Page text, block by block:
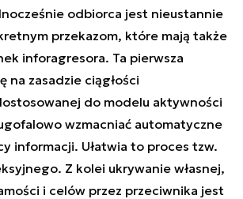
odbiorca jest nieustannie
przekazom, które mają także
inforagresora. Ta pierwsza
na zasadzie ciągłości
do modelu aktywności
wzmacniać automatyczne
informacji. Ułatwia to proces tzw.
Z kolei ukrywanie własnej,
i celów przez przeciwnika jest